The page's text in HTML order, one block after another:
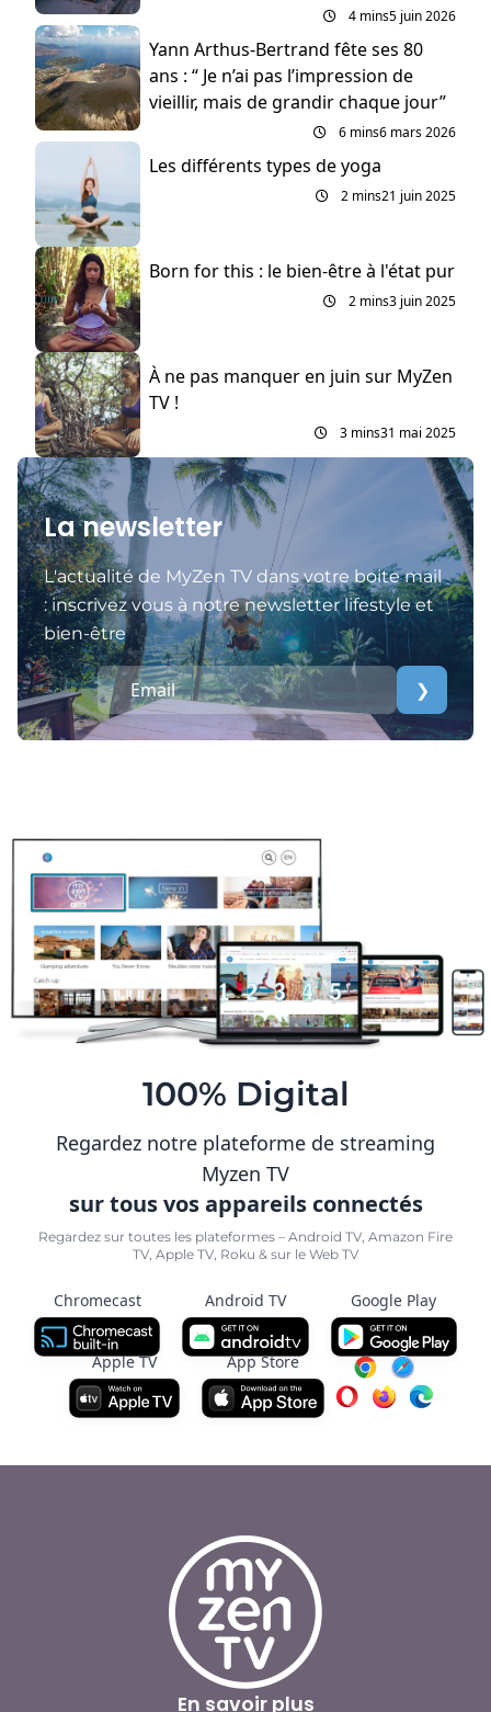
4 mins5 juin 2026
Yann Arthus-Bertrand fête ses 80
ans : “ Je n’ai pas l’impression de
vieillir, mais de grandir chaque jour”
6 mins6 mars 2026
Les différents types de yoga
2 mins21 juin 2025
Born for this : le bien-être à l'état pur
2 mins3 juin 2025
À ne pas manquer en juin sur MyZen
TV !
3 mins31 mai 2025
La newsletter
L'actualité de MyZen TV dans votre boite mail
: inscrivez vous à notre newsletter lifestyle et
bien-être
❯
100% Digital
Regardez notre plateforme de streaming
Myzen TV
sur tous vos appareils connectés
Regardez sur toutes les plateformes – Android TV, Amazon Fire
TV, Apple TV, Roku & sur le Web TV
Chromecast Android TV Google Play
Apple TV App Store
En savoir plus